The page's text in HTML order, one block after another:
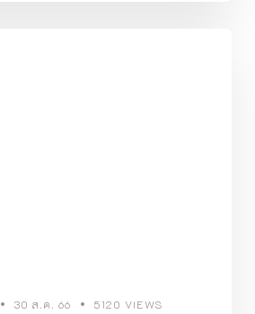
30 ส.ค. 66 5120 VIEWS